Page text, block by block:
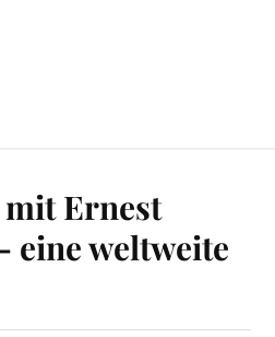
Ernest
eine weltweite